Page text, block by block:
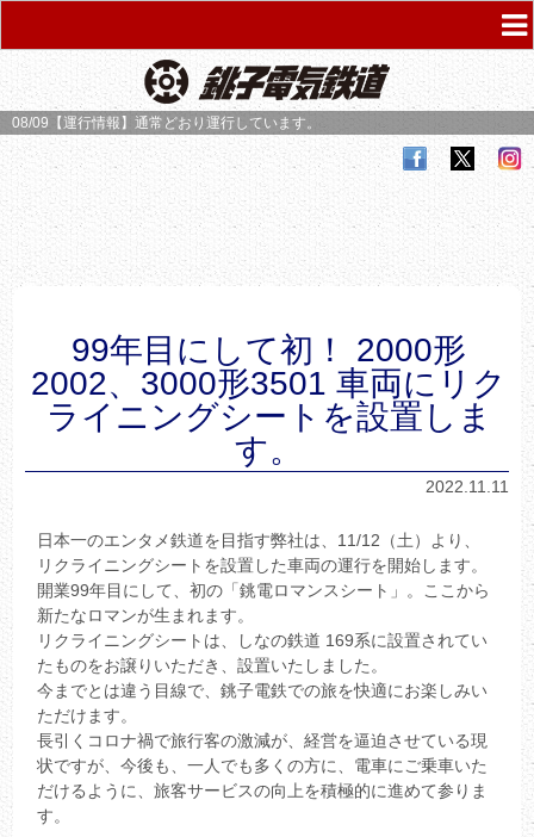
08/09【運行情報】 通常どおり運行しています。
99年目にして初！ 2000形
2002、3000形3501 車両にリク
ライニングシートを設置しま
す。
2022.11.11
日本一のエンタメ鉄道を目指す弊社は、11/12（土）より、
リクライニングシートを設置した車両の運行を開始します。
開業99年目にして、初の「銚電ロマンスシート」。ここから
新たなロマンが生まれます。
リクライニングシートは、しなの鉄道 169系に設置されてい
たものをお譲りいただき、設置いたしました。
今までとは違う目線で、銚子電鉄での旅を快適にお楽しみい
ただけます。
長引くコロナ禍で旅行客の激減が、経営を逼迫させている現
状ですが、今後も、一人でも多くの方に、電車にご乗車いた
だけるように、旅客サービスの向上を積極的に進めて参りま
す。